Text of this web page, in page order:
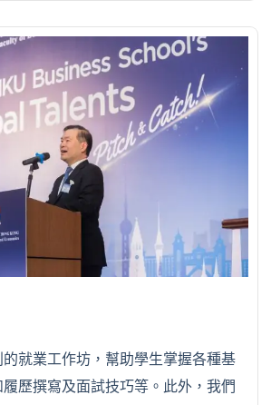
就業工作坊，幫助學生掌握各種基
歷撰寫及面試技巧等。此外，我們